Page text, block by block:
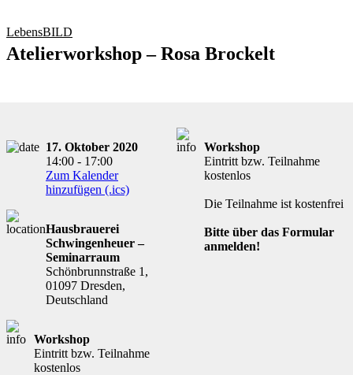
LebensBILD
Atelierworkshop – Rosa Brockelt
17. Oktober 2020
14:00 - 17:00
Zum Kalender
hinzufügen (.ics)
Hausbrauerei
Schwingenheuer –
Seminarraum
Schönbrunnstraße 1,
01097 Dresden,
Deutschland
Workshop
Eintritt bzw. Teilnahme
kostenlos
Die Teilnahme ist kostenfrei
Bitte über das Formular
anmelden!
Workshop
Eintritt bzw. Teilnahme
kostenlos